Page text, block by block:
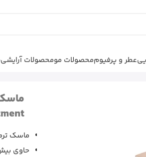
عطر و پرفیوممحصولات مومحصولات آرایشیکننده و تقویت کننده موی اند
&
ماسک
حاوی بیش از ۹۰٪ ترکیبات